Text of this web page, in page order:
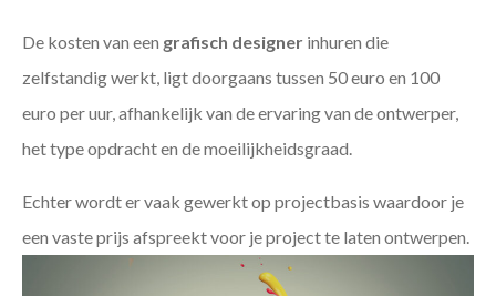
De kosten van een grafisch designer inhuren die
zelfstandig werkt, ligt doorgaans tussen 50 euro en 100
euro per uur, afhankelijk van de ervaring van de ontwerper,
het type opdracht en de moeilijkheidsgraad.
Echter wordt er vaak gewerkt op projectbasis waardoor je
een vaste prijs afspreekt voor je project te laten ontwerpen.